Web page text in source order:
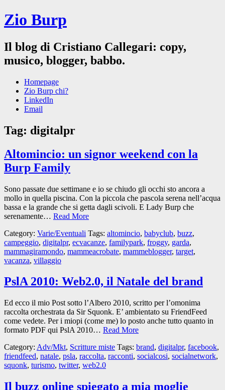
Zio Burp
Il blog di Cristiano Callegari: copy,
musico, blogger, babbo.
Homepage
Zio Burp chi?
LinkedIn
Email
Tag: digitalpr
Altomincio: un signor weekend con la
Burp Family
Sono passate due settimane e io se chiudo gli occhi sto ancora a
mollo in quella piscina. Con la piccola che pascola serena nell’acqua
bassa e la grande che si getta dagli scivoli. E Lady Burp che
serenamente… Read More
Category: Varie/Eventuali Tags: altomincio, babyclub, buzz,
campeggio, digitalpr, ecvacanze, familypark, froggy, garda,
mammagiramondo, mammeacrobate, mammeblogger, target,
vacanza, villaggio
PslA 2010: Web2.0, il Natale del brand
Ed ecco il mio Post sotto l’Albero 2010, scritto per l’omonima
raccolta orchestrata da Sir Squonk. E’ ambientato su FriendFeed
come vedete. Per i miopi (come me) lo posto anche tutto quanto in
formato PDF qui PslA 2010… Read More
Category: Adv/Mkt, Scritture miste Tags: brand, digitalpr, facebook,
friendfeed, natale, psla, raccolta, racconti, socialcosi, socialnetwork,
squonk, turismo, twitter, web2.0
Il buzz online spiegato a mia moglie